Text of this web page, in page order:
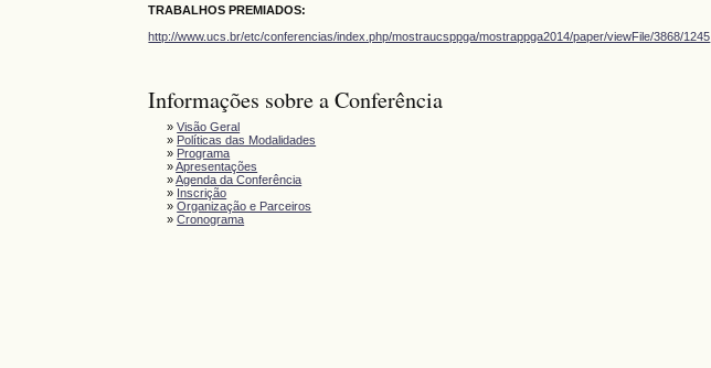
TRABALHOS PREMIADOS:
http://www.ucs.br/etc/conferencias/index.php/mostraucsppga/mostrappga2014/paper/viewFile/3868/1245
Informações sobre a Conferência
»Visão Geral
» Políticas das Modalidades
» Programa
»Apresentações
»Agenda da Conferência
» Inscrição
»Organização e Parceiros
»Cronograma